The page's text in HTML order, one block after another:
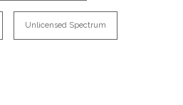
Unlicensed Spectrum